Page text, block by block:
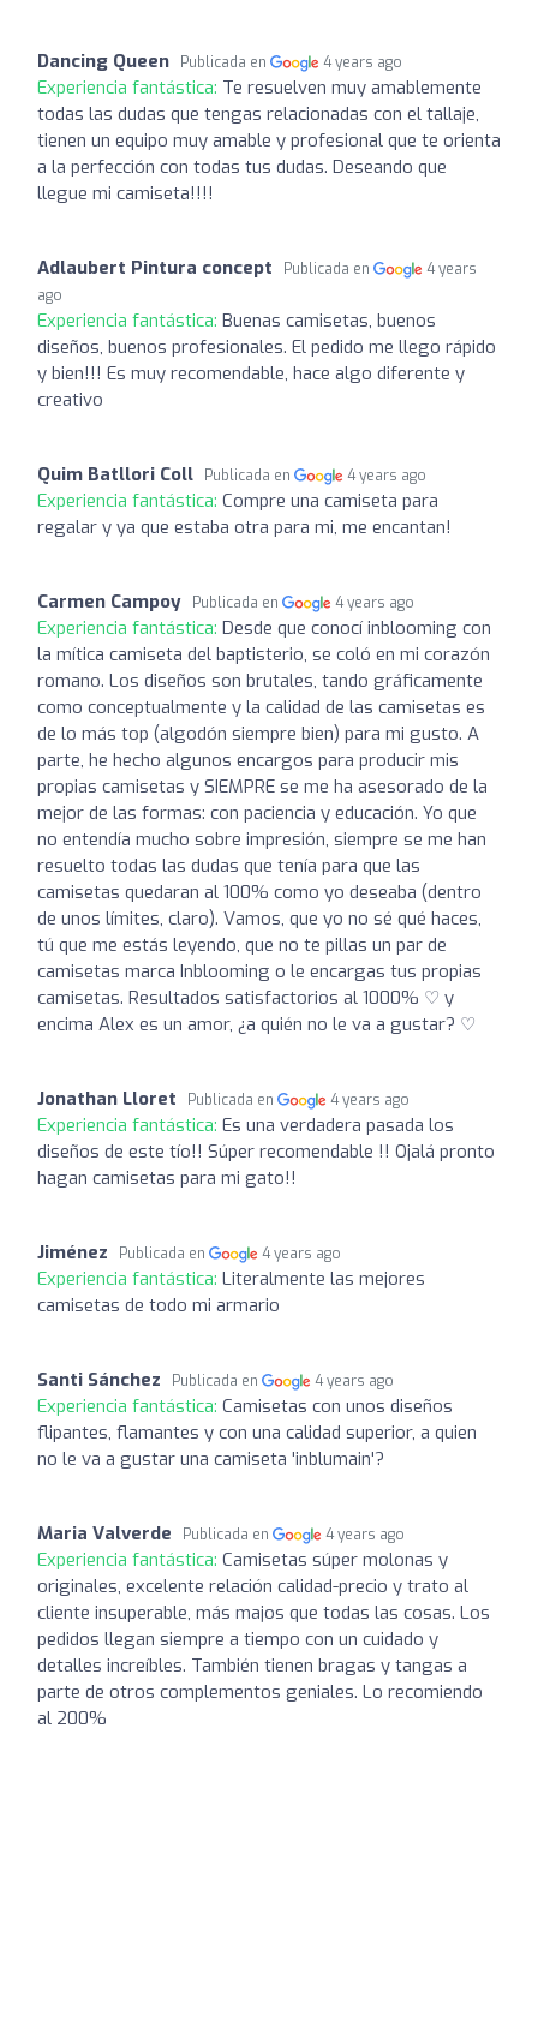
Dancing Queen Publicada en 4 years ago
Experiencia fantástica: Te resuelven muy amablemente
todas las dudas que tengas relacionadas con el tallaje,
tienen un equipo muy amable y profesional que te orienta
a la perfección con todas tus dudas. Deseando que
llegue mi camiseta!!!!
Adlaubert Pintura concept Publicada en
4 years
ago
Experiencia fantástica: Buenas camisetas, buenos
diseños, buenos profesionales. El pedido me llego rápido
y bien!!! Es muy recomendable, hace algo diferente y
creativo
Quim Batllori Coll Publicada en 4 years ago
Experiencia fantástica: Compre una camiseta para
regalar y ya que estaba otra para mi, me encantan!
Carmen Campoy Publicada en 4 years ago
Experiencia fantástica: Desde que conocí inblooming con
la mítica camiseta del baptisterio, se coló en mi corazón
romano. Los diseños son brutales, tando gráficamente
como conceptualmente y la calidad de las camisetas es
de lo más top (algodón siempre bien) para mi gusto. A
parte, he hecho algunos encargos para producir mis
propias camisetas y SIEMPRE se me ha asesorado de la
mejor de las formas: con paciencia y educación. Yo que
no entendía mucho sobre impresión, siempre se me han
resuelto todas las dudas que tenía para que las
camisetas quedaran al 100% como yo deseaba (dentro
de unos límites, claro). Vamos, que yo no sé qué haces,
tú que me estás leyendo, que no te pillas un par de
camisetas marca Inblooming o le encargas tus propias
camisetas. Resultados satisfactorios al 1000% ♡ y
encima Alex es un amor, ¿a quién no le va a gustar? ♡
Jonathan Lloret Publicada en 4 years ago
Experiencia fantástica: Es una verdadera pasada los
diseños de este tío!! Súper recomendable !! Ojalá pronto
hagan camisetas para mi gato!!
Jiménez Publicada en 4 years ago
Experiencia fantástica: Literalmente las mejores
camisetas de todo mi armario
Santi Sánchez Publicada en 4 years ago
Experiencia fantástica: Camisetas con unos diseños
flipantes, flamantes y con una calidad superior, a quien
no le va a gustar una camiseta 'inblumain'?
Maria Valverde Publicada en 4 years ago
Experiencia fantástica: Camisetas súper molonas y
originales, excelente relación calidad-precio y trato al
cliente insuperable, más majos que todas las cosas. Los
pedidos llegan siempre a tiempo con un cuidado y
detalles increíbles. También tienen bragas y tangas a
parte de otros complementos geniales. Lo recomiendo
al 200%